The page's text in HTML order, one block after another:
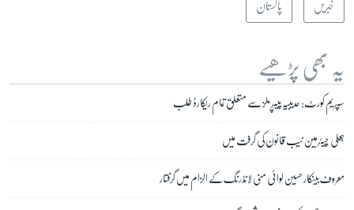
خبریں پاکستان
یہ بھی پڑھیے
سپریم کورٹ: حدیبیہ پیپر ملز سے متعلق تمام ریکارڈ طلب
جعلی چیئرمین نیب قانون کی گرفت میں
معروف بینکار حسین لوائی منی لانڈرنگ کے الزام میں گرفتار